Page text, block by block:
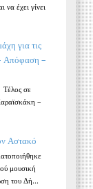
έχει γίνει
για τις
Απόφαση –
Τέλος σε
–
Αστακό
μουσική
του Δή...